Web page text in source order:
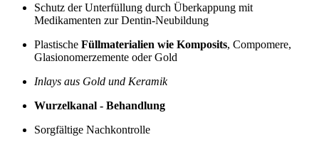
Schutz der Unterfüllung durch Überkappung mit
Medikamenten zur Dentin-Neubildung
Plastische Füllmaterialien wie Komposits, Compomere,
Glasionomerzemente oder Gold
Inlays aus Gold und Keramik
Wurzelkanal - Behandlung
Sorgfältige Nachkontrolle